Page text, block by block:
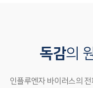
독감의
인플루엔자 바이러스의